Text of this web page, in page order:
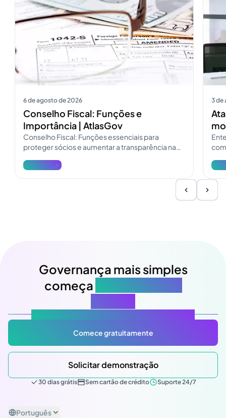
6 de agosto de 2026
Conselho Fiscal: Funções e
Importância | AtlasGov
Conselho Fiscal: Funções essenciais para
proteger sócios e aumentar a transparência na
e atualize a fiscalização.
Ver mais
3 de
Ver
Governança mais simples
começa
Comece gratuitamente
Solicitar demonstração
30 dias grátis Sem cartão de crédito Suporte 24/7
Português